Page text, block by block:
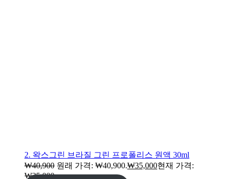
2. 왁스그린 브라질 그린 프로폴리스 원액 30ml
₩40,900 원래 가격: ₩40,900.₩35,000현재 가격:
₩35,000.